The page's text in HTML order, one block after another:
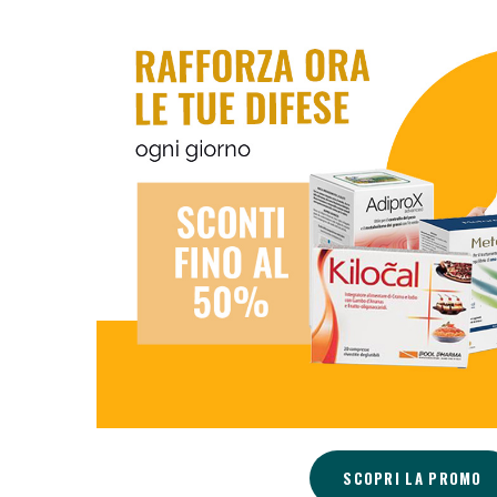
SCOPRI LA PROMO